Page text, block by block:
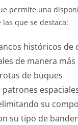
permite una
que se destaca:
históricos de
de manera
de buques
patrones
su
su tipo de